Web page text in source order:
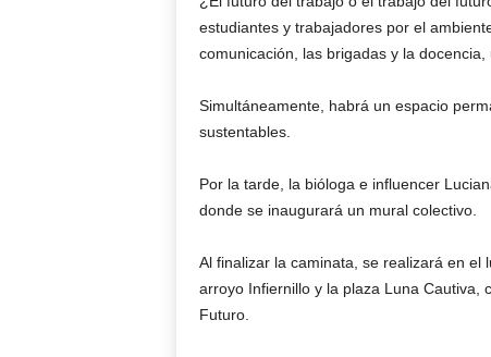
estudiantes y trabajadores por el
comunicación, las brigadas y la
Simultáneamente, habrá un espacio
sustentables.
Por la tarde, la bióloga e influencer
donde se inaugurará un mural colectivo.
Al finalizar la caminata, se realizará en
arroyo Infiernillo y la plaza Luna Cautiva,
Futuro.